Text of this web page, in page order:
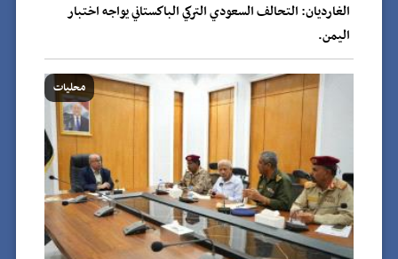
الغارديان: التحالف السعودي التركي الباكستاني يواجه اختبار
اليمن.
محليات